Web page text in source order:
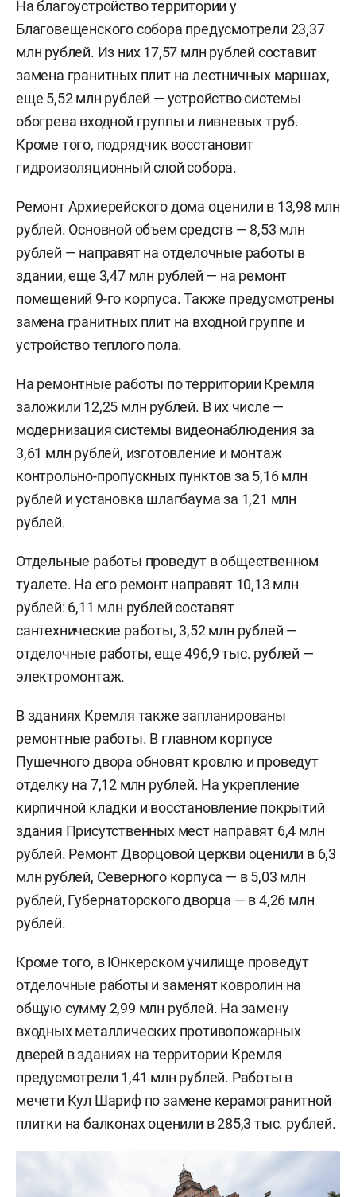
На благоустройство территории у
Благовещенского собора предусмотрели 23,37
млн рублей. Из них 17,57 млн рублей составит
замена гранитных плит на лестничных маршах,
еще 5,52 млн рублей — устройство системы
обогрева входной группы и ливневых труб.
Кроме того, подрядчик восстановит
гидроизоляционный слой собора.
Ремонт Архиерейского дома оценили в 13,98 млн
рублей. Основной объем средств — 8,53 млн
рублей — направят на отделочные работы в
здании, еще 3,47 млн рублей — на ремонт
помещений 9-го корпуса. Также предусмотрены
замена гранитных плит на входной группе и
устройство теплого пола.
На ремонтные работы по территории Кремля
заложили 12,25 млн рублей. В их числе —
модернизация системы видеонаблюдения за
3,61 млн рублей, изготовление и монтаж
контрольно-пропускных пунктов за 5,16 млн
рублей и установка шлагбаума за 1,21 млн
рублей.
Отдельные работы проведут в общественном
туалете. На его ремонт направят 10,13 млн
рублей: 6,11 млн рублей составят
сантехнические работы, 3,52 млн рублей —
отделочные работы, еще 496,9 тыс. рублей —
электромонтаж.
В зданиях Кремля также запланированы
ремонтные работы. В главном корпусе
Пушечного двора обновят кровлю и проведут
отделку на 7,12 млн рублей. На укрепление
кирпичной кладки и восстановление покрытий
здания Присутственных мест направят 6,4 млн
рублей. Ремонт Дворцовой церкви оценили в 6,3
млн рублей, Северного корпуса — в 5,03 млн
рублей, Губернаторского дворца — в 4,26 млн
рублей.
Кроме того, в Юнкерском училище проведут
отделочные работы и заменят ковролин на
общую сумму 2,99 млн рублей. На замену
входных металлических противопожарных
дверей в зданиях на территории Кремля
предусмотрели 1,41 млн рублей. Работы в
мечети Кул Шариф по замене керамогранитной
плитки на балконах оценили в 285,3 тыс. рублей.